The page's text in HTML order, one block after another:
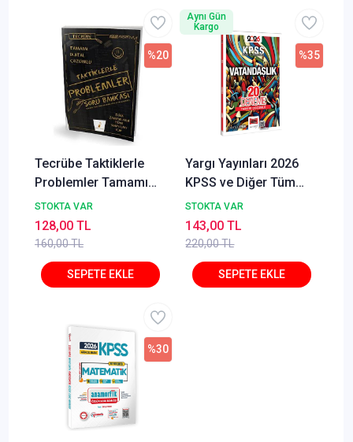
Tecrübe Taktiklerle
Problemler Tamamı
Dijital Çözümlü Soru
Bankası
STOKTA VAR
160,00 TL
%20
128,00 TL
Yargı Yayınları 2026
KPSS ve Diğer Tüm
Sınavlara Yönelik
Tamamı Çözümlü
Vatandaşlık 20
Deneme Cangül Erlik
STOKTA VAR
220,00 TL
%35
143,00 TL
Aynı Gün
Kargo
%30